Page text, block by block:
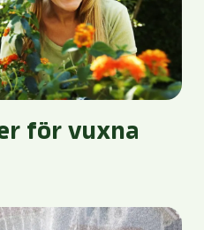
för vuxna